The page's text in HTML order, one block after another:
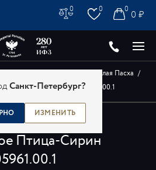
Санкт-Петербург?
ИЗМЕНИТЬ
0 0 0 ₽
0
Светлая Пасха /
Сирин Белый, арт 60.05961.00.1
Птица-Сирин